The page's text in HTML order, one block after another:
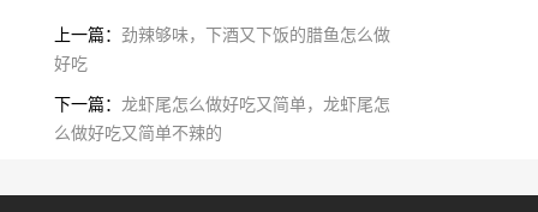
上一篇： 劲辣够味，下酒又下饭的腊鱼怎么做
好吃
下一篇： 龙虾尾怎么做好吃又简单，龙虾尾怎
么做好吃又简单不辣的